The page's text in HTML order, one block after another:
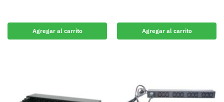
Agregar al carrito Agregar al carrito